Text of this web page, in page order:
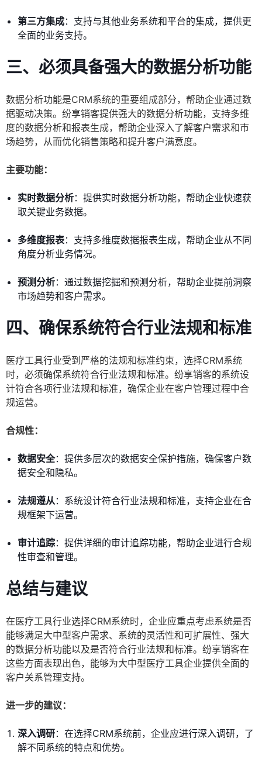
第三方集成：支持与其他业务系统和平台的集成，提供更
全面的业务支持。
三、必须具备强大的数据分析功能
数据分析功能是CRM系统的重要组成部分，帮助企业通过数
据驱动决策。纷享销客提供强大的数据分析功能，支持多维
度的数据分析和报表生成，帮助企业深入了解客户需求和市
场趋势，从而优化销售策略和提升客户满意度。
主要功能：
实时数据分析：提供实时数据分析功能，帮助企业快速获
取关键业务数据。
多维度报表：支持多维度数据报表生成，帮助企业从不同
角度分析业务情况。
预测分析：通过数据挖掘和预测分析，帮助企业提前洞察
市场趋势和客户需求。
四、确保系统符合行业法规和标准
医疗工具行业受到严格的法规和标准约束，选择CRM系统
时，必须确保系统符合行业法规和标准。纷享销客的系统设
计符合各项行业法规和标准，确保企业在客户管理过程中合
规运营。
合规性：
数据安全：提供多层次的数据安全保护措施，确保客户数
据安全和隐私。
法规遵从：系统设计符合行业法规和标准，支持企业在合
规框架下运营。
审计追踪：提供详细的审计追踪功能，帮助企业进行合规
性审查和管理。
总结与建议
在医疗工具行业选择CRM系统时，企业应重点考虑系统是否
能够满足大中型客户需求、系统的灵活性和可扩展性、强大
的数据分析功能以及是否符合行业法规和标准。纷享销客在
这些方面表现出色，能够为大中型医疗工具企业提供全面的
客户关系管理支持。
进一步的建议：
深入调研：在选择CRM系统前，企业应进行深入调研，了
解不同系统的特点和优势。